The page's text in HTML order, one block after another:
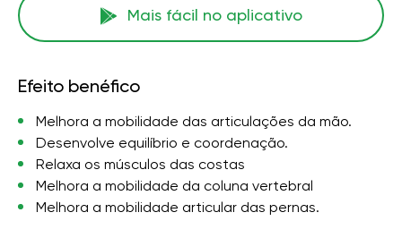
Mais fácil no aplicativo
Efeito benéfico
Melhora a mobilidade das articulações da mão.
Desenvolve equilíbrio e coordenação.
Relaxa os músculos das costas
Melhora a mobilidade da coluna vertebral
Melhora a mobilidade articular das pernas.